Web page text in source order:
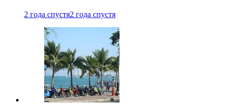
2 года спустя2 года спустя